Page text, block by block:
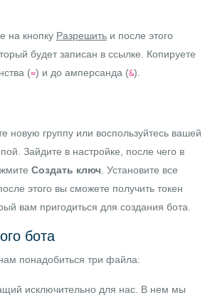
на кнопку Разрешить и после этого
будет записан в ссылке. Копируете
(=) и до амперсанда (&).
новую группу или воспользуйтесь вашей
Зайдите в настройке, после чего в
Создать ключ. Установите все
этого вы сможете получить токен
вам пригодиться для создания бота.
бота
понадобиться три файла:
исключительно для нас. В нем мы